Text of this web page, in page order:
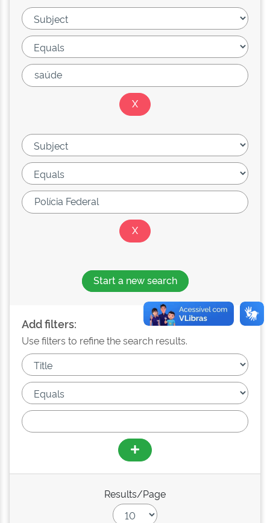
Start a new search
Add filters:
Use filters to refine the search results.
Results/Page